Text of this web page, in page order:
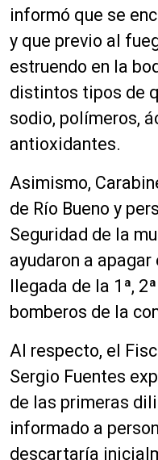
informó que se
y que previo al
estruendo en la
distintos tipos de
sodio, polímeros,
antioxidantes.
Asimismo,
de Río Bueno y
Seguridad de la
ayudaron a
llegada de la 1ª,
bomberos de la
Al respecto, el
Sergio Fuentes
de las primeras
informado a
descartaría